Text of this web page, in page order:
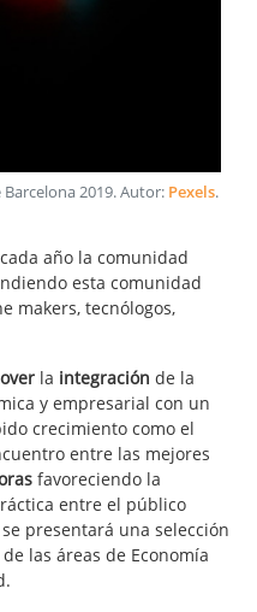
2019. Autor: Pexels.
año la comunidad
esta comunidad
makers, tecnólogos,
la integración de la
y empresarial con un
crecimiento como el
entre las mejores
favoreciendo la
entre el público
presentará una selección
las áreas de Economía